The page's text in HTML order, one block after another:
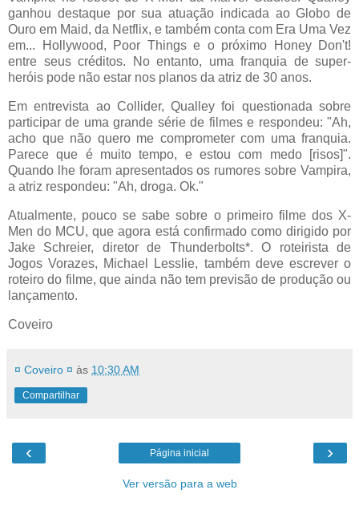
ganhou destaque por sua atuação indicada ao Globo de
Ouro em Maid, da Netflix, e também conta com Era Uma Vez
em... Hollywood, Poor Things e o próximo Honey Don't!
entre seus créditos. No entanto, uma franquia de super-
heróis pode não estar nos planos da atriz de 30 anos.
Em entrevista ao Collider, Qualley foi questionada sobre
participar de uma grande série de filmes e respondeu: "Ah,
acho que não quero me comprometer com uma franquia.
Parece que é muito tempo, e estou com medo [risos]".
Quando lhe foram apresentados os rumores sobre Vampira,
a atriz respondeu: "Ah, droga. Ok."
Atualmente, pouco se sabe sobre o primeiro filme dos X-
Men do MCU, que agora está confirmado como dirigido por
Jake Schreier, diretor de Thunderbolts*. O roteirista de
Jogos Vorazes, Michael Lesslie, também deve escrever o
roteiro do filme, que ainda não tem previsão de produção ou
lançamento.
Coveiro
¤ Coveiro ¤ às 10:30 AM
Compartilhar
‹ ›
Página inicial
Ver versão para a web